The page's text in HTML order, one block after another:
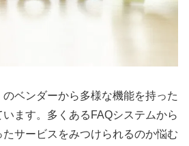
ベンダーから多様な機能を持った
ます。多くあるFAQシステムから
サービスをみつけられるのか悩む